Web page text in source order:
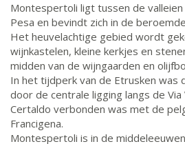
Montespertoli ligt tussen de valleien
Pesa en bevindt zich in de
Het heuvelachtige gebied wordt
wijnkastelen, kleine kerkjes en
midden van de wijngaarden en
In het tijdperk van de Etrusken was
door de centrale ligging langs de
Certaldo verbonden was met de
Francigena.
Montespertoli is in de